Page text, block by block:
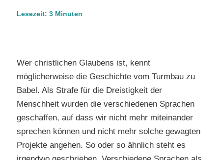
Lesezeit: 3 Minuten
Wer christlichen Glaubens ist, kennt
möglicherweise die Geschichte vom Turmbau zu
Babel. Als Strafe für die Dreistigkeit der
Menschheit wurden die verschiedenen Sprachen
geschaffen, auf dass wir nicht mehr miteinander
sprechen können und nicht mehr solche gewagten
Projekte angehen. So oder so ähnlich steht es